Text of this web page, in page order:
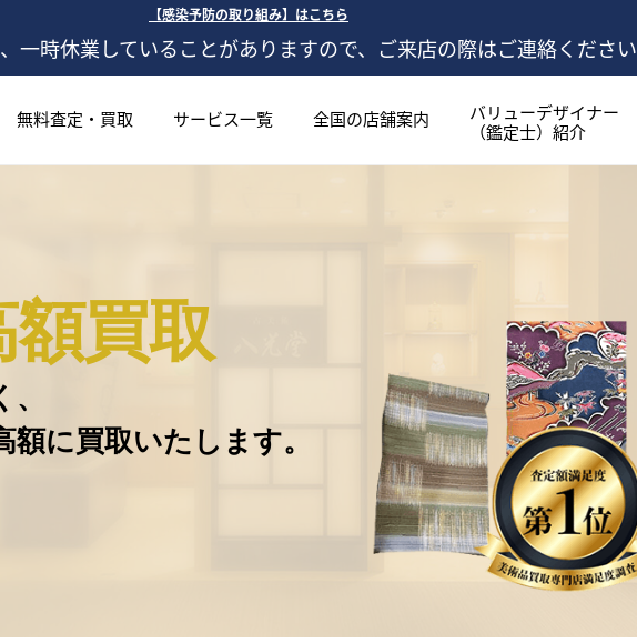
【感染予防の取り組み】はこちら
一時休業していることがありますので、ご来店の際はご連絡ください
無料査定・買取 サービス一覧 全国の店舗案内
バリューデザイナー
（鑑定士）紹介
買取
に買取いたします。